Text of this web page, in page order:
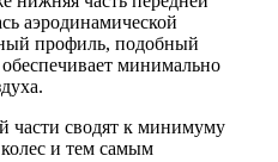
аэродинамической
профиль, подобный
минимально
части сводят к минимуму
и тем самым